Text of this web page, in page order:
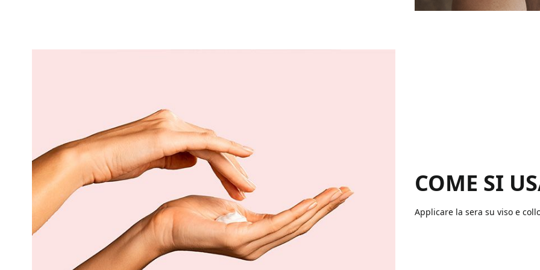
COME SI
Applicare la sera su viso e